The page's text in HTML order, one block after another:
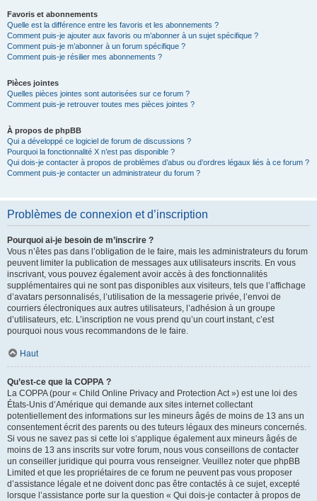
Favoris et abonnements
Quelle est la différence entre les favoris et les abonnements ?
Comment puis-je ajouter aux favoris ou m’abonner à un sujet spécifique ?
Comment puis-je m’abonner à un forum spécifique ?
Comment puis-je résilier mes abonnements ?
Pièces jointes
Quelles pièces jointes sont autorisées sur ce forum ?
Comment puis-je retrouver toutes mes pièces jointes ?
À propos de phpBB
Qui a développé ce logiciel de forum de discussions ?
Pourquoi la fonctionnalité X n’est pas disponible ?
Qui dois-je contacter à propos de problèmes d’abus ou d’ordres légaux liés à ce forum ?
Comment puis-je contacter un administrateur du forum ?
Problèmes de connexion et d’inscription
Pourquoi ai-je besoin de m’inscrire ?
Vous n’êtes pas dans l’obligation de le faire, mais les administrateurs du forum
peuvent limiter la publication de messages aux utilisateurs inscrits. En vous
inscrivant, vous pouvez également avoir accès à des fonctionnalités
supplémentaires qui ne sont pas disponibles aux visiteurs, tels que l’affichage
d’avatars personnalisés, l’utilisation de la messagerie privée, l’envoi de
courriers électroniques aux autres utilisateurs, l’adhésion à un groupe
d’utilisateurs, etc. L’inscription ne vous prend qu’un court instant, c’est
pourquoi nous vous recommandons de le faire.
Haut
Qu’est-ce que la COPPA ?
La COPPA (pour « Child Online Privacy and Protection Act ») est une loi des
États-Unis d’Amérique qui demande aux sites internet collectant
potentiellement des informations sur les mineurs âgés de moins de 13 ans un
consentement écrit des parents ou des tuteurs légaux des mineurs concernés.
Si vous ne savez pas si cette loi s’applique également aux mineurs âgés de
moins de 13 ans inscrits sur votre forum, nous vous conseillons de contacter
un conseiller juridique qui pourra vous renseigner. Veuillez noter que phpBB
Limited et que les propriétaires de ce forum ne peuvent pas vous proposer
d’assistance légale et ne doivent donc pas être contactés à ce sujet, excepté
lorsque l’assistance porte sur la question « Qui dois-je contacter à propos de